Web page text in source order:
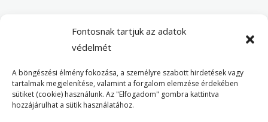
Fontosnak tartjuk az adatok
védelmét
A böngészési élmény fokozása, a személyre szabott hirdetések vagy
tartalmak megjelenítése, valamint a forgalom elemzése érdekében
sütiket (cookie) használunk. Az "Elfogadom" gombra kattintva
hozzájárulhat a sütik használatához.
Önvédelmi Bolt – Főoldal